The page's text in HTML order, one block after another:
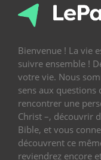
Bienvenue ! La vie
suivre ensemble !
votre vie. Nous
sens aux questions
rencontrer une
Christ –, découvrir
Bible, et vous
découvrent ce
reviendrez encore